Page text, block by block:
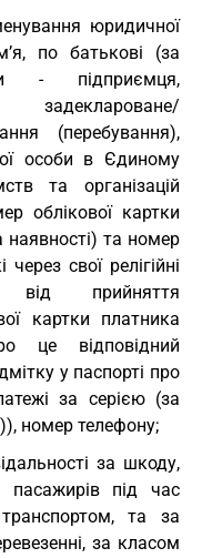
юридичної
по батькові (за
- підприємця,
(перебування),
особи в Єдиному
та організацій
облікової картки
наявності) та номер
свої релігійні
від прийняття
картки платника
це відповідний
у паспорті про
за серією (за
номер телефону;
за шкоду,
під час
та за
за класом